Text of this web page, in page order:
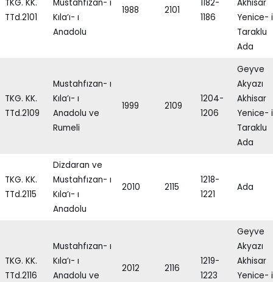
TKG. KK.
TTd.2101
Mustahfızan- ı
Kıla’ı- ı
Anadolu
1988 2101
1182-
1186
Akhisar
Yenice- i
Taraklu
Ada
TKG. KK.
TTd.2109
Mustahfızan- ı
Kıla’ı- ı
Anadolu ve
Rumeli
1999 2109
1204-
1206
Geyve
Akyazı
Akhisar
Yenice- i
Taraklu
Ada
TKG. KK.
TTd.2115
Dizdaran ve
Mustahfızan- ı
Kıla’ı- ı
Anadolu
2010 2115
1218-
1221
Ada
TKG. KK.
TTd.2116
Mustahfızan- ı
Kıla’ı- ı
Anadolu ve
2012 2116
1219-
1223
Geyve
Akyazı
Akhisar
Yenice- i